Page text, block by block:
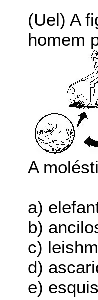
(Uel) A
homem
A
a)
b)
c)
d)
e)